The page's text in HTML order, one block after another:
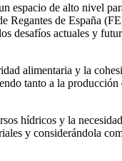
espacio de alto nivel
Regantes de España
desafíos actuales y
alimentaria y la
tanto a la
hídricos y la
y considerándola